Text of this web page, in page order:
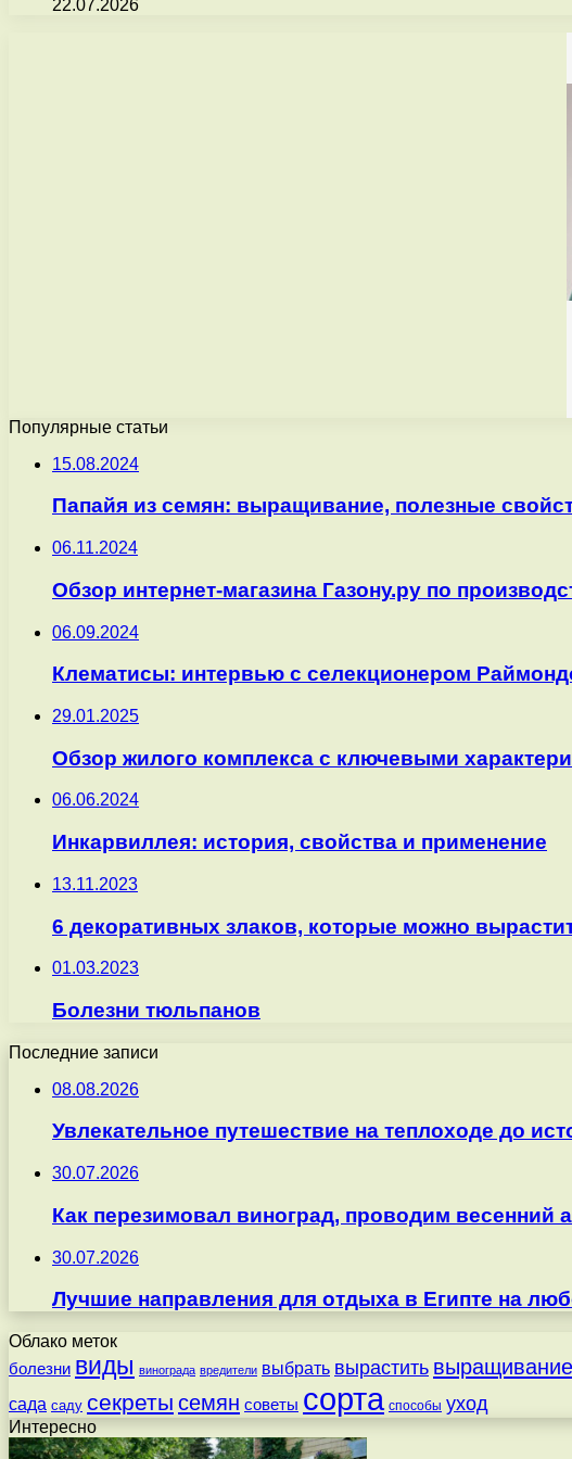
22.07.2026
Популярные статьи
15.08.2024
Папайя из семян: выращивание, полезные
06.11.2024
Обзор интернет-магазина Газону.ру по
06.09.2024
Клематисы: интервью с селекционером
29.01.2025
Обзор жилого комплекса с ключевыми
06.06.2024
Инкарвиллея: история, свойства и применение
13.11.2023
6 декоративных злаков, которые можно
01.03.2023
Болезни тюльпанов
Последние записи
08.08.2026
Увлекательное путешествие на теплоходе до
30.07.2026
Как перезимовал виноград, проводим весенний
30.07.2026
Лучшие направления для отдыха в Египте на
Облако меток
болезни виды винограда вредители выбрать вырастить выращивание
сада саду секреты семян советы сорта способы уход
Интересно